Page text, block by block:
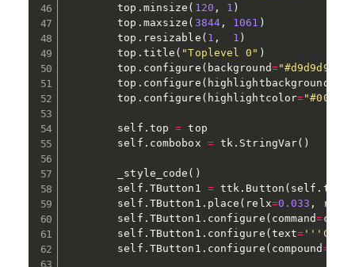
        top
. minsize ( 120 , 1 )
        top
. maxsize ( 3844, 1061 )
        top
. resizable ( 1 , 1 )
        top
. title ( "Toplevel 0" )
        top
. configure ( background="#d9d9d9"
        top
. configure ( highlightbackground
        top
. configure ( highlightcolor=
        self
. top = top
        self
. combobox = tk . StringVar( )
        _style_code
( )
        self
. TButton1 = ttk . Button ( self . top
        self
. TButton1 . place ( relx=0.033 , rely
        self
. TButton1 . configure ( command=
        self
. TButton1 . configure ( text=
        self
. TButton1 . configure ( compound =